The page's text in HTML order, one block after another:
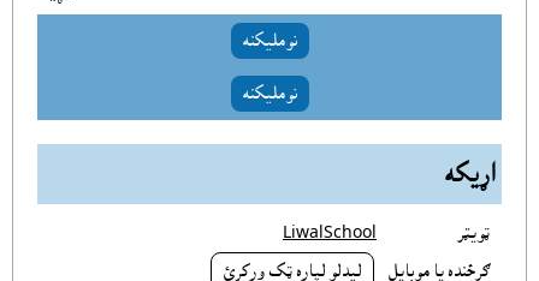
نومليکنه
نومليکنه
اړيکه
ټويټر LiwalSchool
ګرځنده يا موبايل ليدلو لپاره ټک ورکړئ